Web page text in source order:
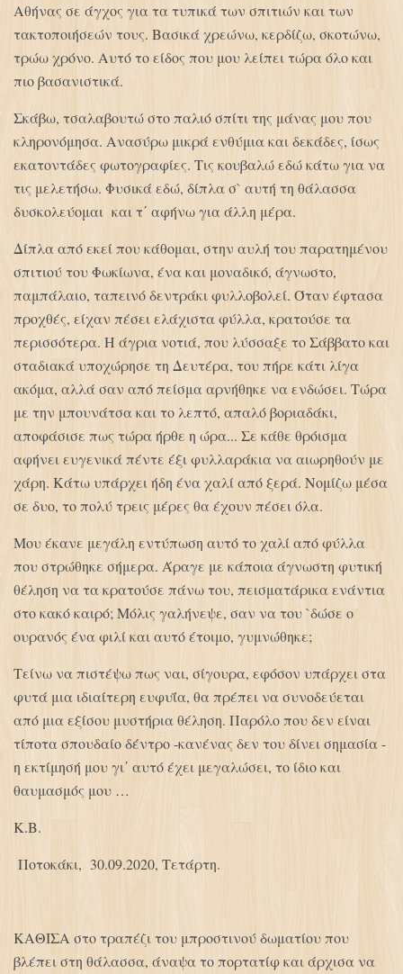
Αθήνας σε άγχος για τα τυπικά των σπιτιών και των
τακτοποιήσεών τους. Βασικά χρεώνω, κερδίζω, σκοτώνω,
τρώω χρόνο. Αυτό το είδος που μου λείπει τώρα όλο και
πιο βασανιστικά.
Σκάβω, τσαλαβουτώ στο παλιό σπίτι της μάνας μου που
κληρονόμησα. Ανασύρω μικρά ενθύμια και δεκάδες, ίσως
εκατοντάδες φωτογραφίες. Τις κουβαλώ εδώ κάτω για να
τις μελετήσω. Φυσικά εδώ, δίπλα σ` αυτή τη θάλασσα
δυσκολεύομαι και τ΄ αφήνω για άλλη μέρα.
Δίπλα από εκεί που κάθομαι, στην αυλή του παρατημένου
σπιτιού του Φωκίωνα, ένα και μοναδικό, άγνωστο,
παμπάλαιο, ταπεινό δεντράκι φυλλοβολεί. Όταν έφτασα
προχθές, είχαν πέσει ελάχιστα φύλλα, κρατούσε τα
περισσότερα. Η άγρια νοτιά, που λύσσαξε το Σάββατο και
σταδιακά υποχώρησε τη Δευτέρα, του πήρε κάτι λίγα
ακόμα, αλλά σαν από πείσμα αρνήθηκε να ενδώσει. Τώρα
με την μπουνάτσα και το λεπτό, απαλό βοριαδάκι,
αποφάσισε πως τώρα ήρθε η ώρα... Σε κάθε θρόισμα
αφήνει ευγενικά πέντε έξι φυλλαράκια να αιωρηθούν με
χάρη. Κάτω υπάρχει ήδη ένα χαλί από ξερά. Νομίζω μέσα
σε δυο, το πολύ τρεις μέρες θα έχουν πέσει όλα.
Μου έκανε μεγάλη εντύπωση αυτό το χαλί από φύλλα
που στρώθηκε σήμερα. Άραγε με κάποια άγνωστη φυτική
θέληση να τα κρατούσε πάνω του, πεισματάρικα ενάντια
στο κακό καιρό; Μόλις γαλήνεψε, σαν να του `δώσε ο
ουρανός ένα φιλί και αυτό έτοιμο, γυμνώθηκε;
Τείνω να πιστέψω πως ναι, σίγουρα, εφόσον υπάρχει στα
φυτά μια ιδιαίτερη ευφυΐα, θα πρέπει να συνοδεύεται
από μια εξίσου μυστήρια θέληση. Παρόλο που δεν είναι
τίποτα σπουδαίο δέντρο -κανένας δεν του δίνει σημασία -
η εκτίμησή μου γι΄ αυτό έχει μεγαλώσει, το ίδιο και
θαυμασμός μου …
Κ.Β.
Ποτοκάκι, 30.09.2020, Τετάρτη.
ΚΑΘΙΣΑ στο τραπέζι του μπροστινού δωματίου που
βλέπει στη θάλασσα, άναψα το πορτατίφ και άρχισα να